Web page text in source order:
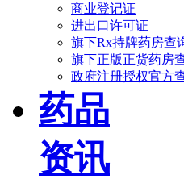
商业登记证
进出口许可证
旗下Rx持牌药房查
旗下正版正货药房
政府注册授权官方
药品
资讯